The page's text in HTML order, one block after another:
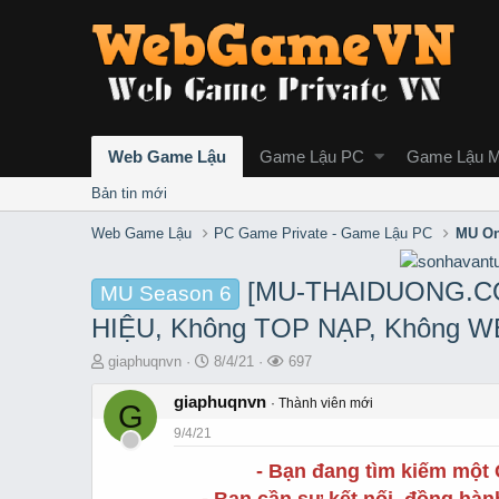
Web Game Lậu Game Lậu PC Game Lậu
Bản tin mới
Web Game Lậu PC Game Private - Game Lậu PC MU
MU Season 6
[MU-
HIỆU, Không TOP NẠP, Không
T
r
a
giaphuqnvn
S
a
8/4/21
L
ợ
m
697
G giaphuqnvn
Thành viên mới
9/4/21
- Bạn đang tìm kiếm một